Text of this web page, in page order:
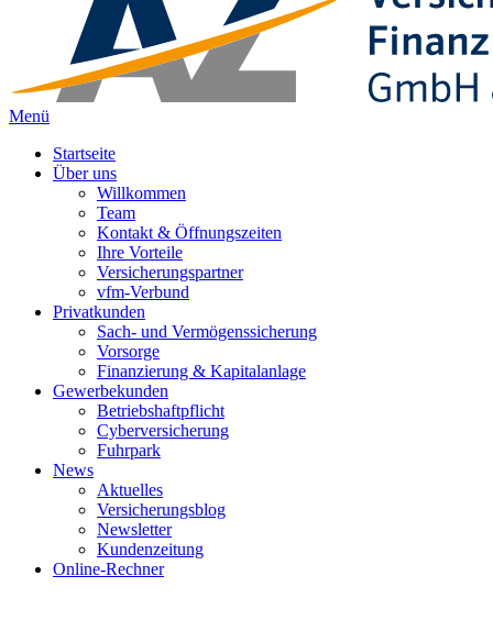
Menü
Startseite
Über uns
Willkommen
Team
Kontakt & Öffnungszeiten
Ihre Vorteile
Versicherungspartner
vfm-Verbund
Privatkunden
Sach- und Vermögenssicherung
Vorsorge
Finanzierung & Kapitalanlage
Gewerbekunden
Betriebshaftpflicht
Cyberversicherung
Fuhrpark
News
Aktuelles
Versicherungsblog
Newsletter
Kundenzeitung
Online-Rechner